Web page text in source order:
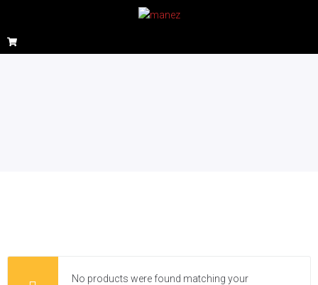
No products were found matching your